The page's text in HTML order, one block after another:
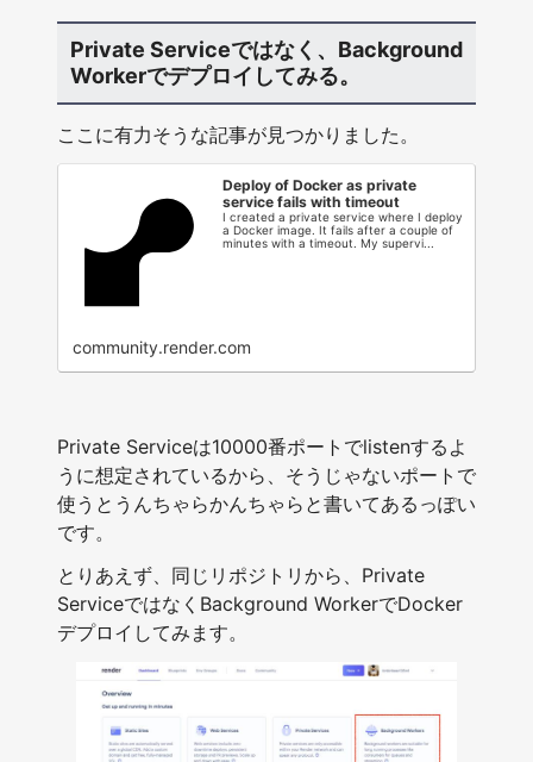
Private Serviceではなく、Background
Workerでデプロイしてみる。
ここに有力そうな記事が見つかりました。
Deploy of Docker as private
service fails with timeout
I created a private service where I deploy
a Docker image. It fails after a couple of
minutes with a timeout. My supervi...
community.render.com
Private Serviceは10000番ポートでlistenするよ
うに想定されているから、そうじゃないポートで
使うとうんちゃらかんちゃらと書いてあるっぽい
です。
とりあえず、同じリポジトリから、Private
ServiceではなくBackground WorkerでDocker
デプロイしてみます。